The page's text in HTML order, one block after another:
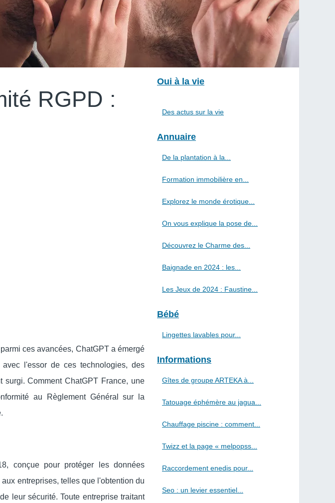
RGPD :
ces avancées, ChatGPT a émergé
l'essor de ces technologies, des
surgi. Comment ChatGPT France, une
au Règlement Général sur la
conçue pour protéger les données
entreprises, telles que l'obtention du
leur sécurité. Toute entreprise traitant
Oui à la vie
Des actus sur la vie
Annuaire
De la plantation à la...
Formation immobilière en...
Explorez le monde érotique...
On vous explique la pose de...
Découvrez le Charme des...
Baignade en 2024 : les...
Les Jeux de 2024 : Faustine...
Bébé
Lingettes lavables pour...
Informations
Gîtes de groupe ARTEKA à...
Tatouage éphémère au jagua...
Chauffage piscine : comment...
Twizz et la page « melpopss...
Raccordement enedis pour...
Seo : un levier essentiel...